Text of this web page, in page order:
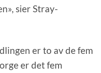
sier Stray-
er to av de fem
er det fem